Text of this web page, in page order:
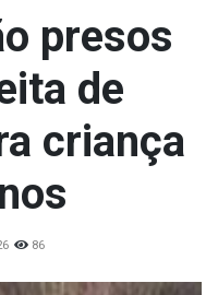
presos
de
criança
86